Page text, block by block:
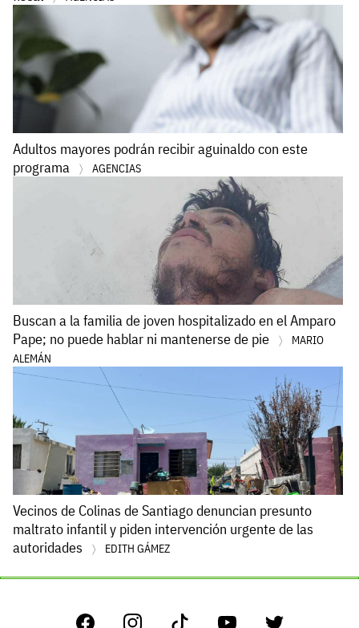
Adultos mayores podrán recibir aguinaldo con este
programa
AGENCIAS
Buscan a la familia de joven hospitalizado en el Amparo
Pape; no puede hablar ni mantenerse de pie
MARIO
ALEMÁN
Vecinos de Colinas de Santiago denuncian presunto
maltrato infantil y piden intervención urgente de las
autoridades
EDITH GÁMEZ